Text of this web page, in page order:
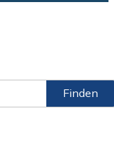
Finden